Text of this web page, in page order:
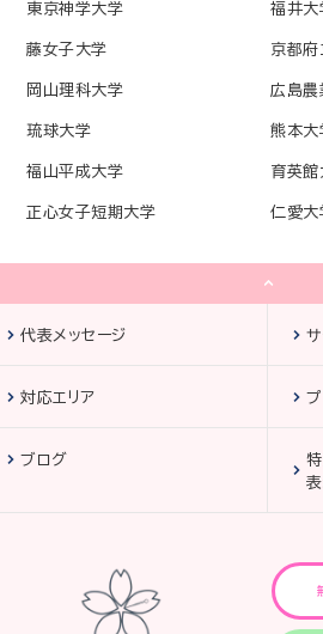
東京神学大学 福井大
藤女子大学 京都府
岡山理科大学 広島農
琉球大学 熊本大
福山平成大学 育英館
正心女子短期大学 仁愛大
代表メッセージ
対応エリア
ブログ